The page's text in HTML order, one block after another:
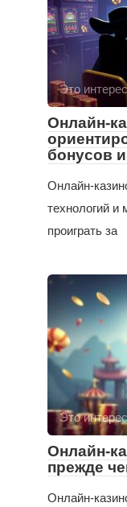
Это
Онлайн-
бонусов
Онлайн-
технологий и
проиграть за
Это
Онлайн-
прежде
Онлайн-